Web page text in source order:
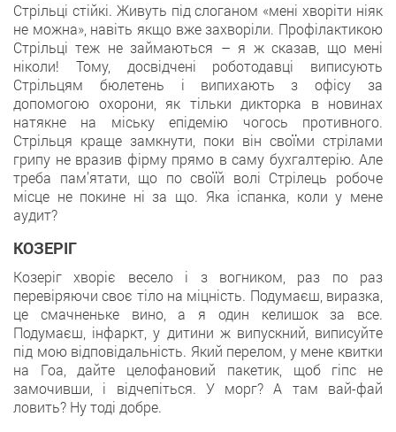
Стрільці стійкі. Живуть під слоганом «мені хворіти ніяк
не можна», навіть якщо вже захворіли. Профілактикою
Стрільці теж не займаються – я ж сказав, що мені
ніколи! Тому, досвідчені роботодавці виписують
Стрільцям бюлетень і випихають з офісу за
допомогою охорони, як тільки дикторка в новинах
натякне на міську епідемію чогось противного.
Стрільця краще замкнути, поки він своїми стрілами
грипу не вразив фірму прямо в саму бухгалтерію. Але
треба пам’ятати, що по своїй волі Стрілець робоче
місце не покине ні за що. Яка іспанка, коли у мене
аудит?
КОЗЕРІГ
Козеріг хворіє весело і з вогником, раз по раз
перевіряючи своє тіло на міцність. Подумаєш, виразка,
це смачненьке вино, а я один келишок за все.
Подумаєш, інфаркт, у дитини ж випускний, виписуйте
під мою відповідальність. Який перелом, у мене квитки
на Гоа, дайте целофановий пакетик, щоб гіпс не
замочивши, і відчепіться. У морг? А там вай-фай
ловить? Ну тоді добре.